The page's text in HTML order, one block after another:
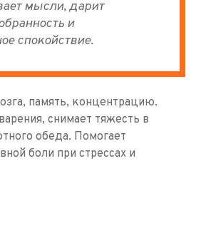
мысли, дарит
и
спокойствие.
память, концентрацию.
снимает тяжесть в
обеда. Помогает
боли при стрессах и